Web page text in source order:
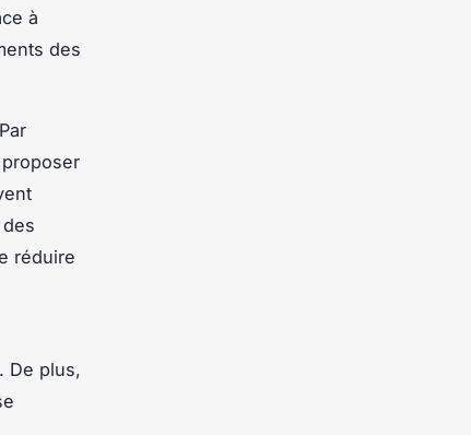
à
des
réduire
De plus,